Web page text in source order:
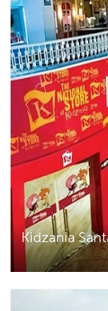
Kidzania